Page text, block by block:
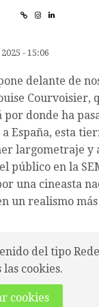
- 15:06
delante de
donde ha
España, esta
largometraje y
público en la
una cineasta
un realismo
del tipo
las cookies.
cookies